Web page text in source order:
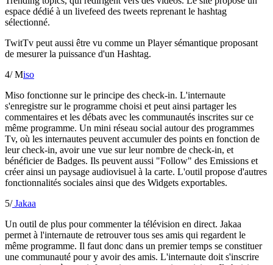
espace dédié à un livefeed des tweets reprenant le hashtag
sélectionné.
TwitTv peut aussi être vu comme un Player sémantique proposant
de mesurer la puissance d'un Hashtag.
4/ Miso
Miso fonctionne sur le principe des check-in. L'internaute
s'enregistre sur le programme choisi et peut ainsi partager les
commentaires et les débats avec les communautés inscrites sur ce
même programme. Un mini réseau social autour des programmes
Tv, où les internautes peuvent accumuler des points en fonction de
leur check-in, avoir une vue sur leur nombre de check-in, et
bénéficier de Badges. Ils peuvent aussi "Follow" des Emissions et
créer ainsi un paysage audiovisuel à la carte. L'outil propose d'autres
fonctionnalités sociales ainsi que des Widgets exportables.
5/Jakaa
Un outil de plus pour commenter la télévision en direct. Jakaa
permet à l'internaute de retrouver tous ses amis qui regardent le
même programme. Il faut donc dans un premier temps se constituer
une communauté pour y avoir des amis. L'internaute doit s'inscrire